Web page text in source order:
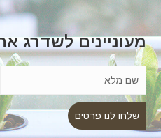
מעוניינים לשדרג